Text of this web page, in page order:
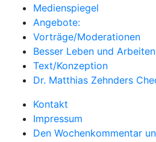
Medienspiegel
Angebote:
Vorträge/Moderationen
Besser Leben und
Text/Konzeption
Dr. Matthias Zehnders
Kontakt
Impressum
Den Wochenkommentar